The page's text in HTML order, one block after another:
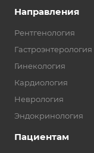
Направления
Рентгенология
Гастроэнтерология
Гинекология
Кардиология
Неврология
Эндокринология
Пациентам